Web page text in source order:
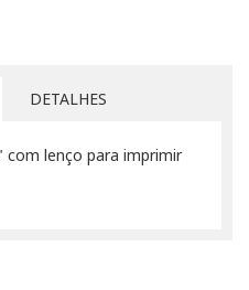
DETALHES
com lenço para imprimir